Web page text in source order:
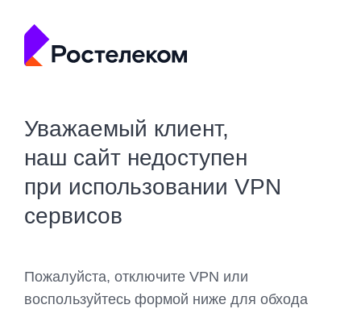
Уважаемый клиент,
наш сайт недоступен
при использовании VPN
сервисов
Пожалуйста, отключите VPN или
воспользуйтесь формой ниже для обхода